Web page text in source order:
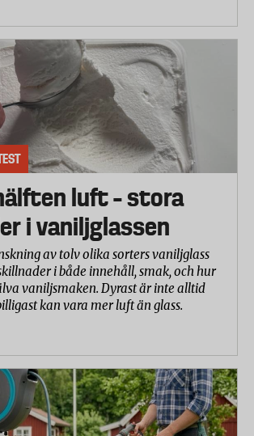
luft – stora
i vaniljglassen
av tolv olika sorters vaniljglass
i både innehåll, smak, och hur
vaniljsmaken. Dyrast är inte alltid
kan vara mer luft än glass.